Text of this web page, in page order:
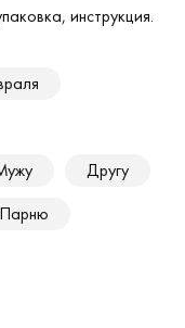
инструкция.
Другу
Парню